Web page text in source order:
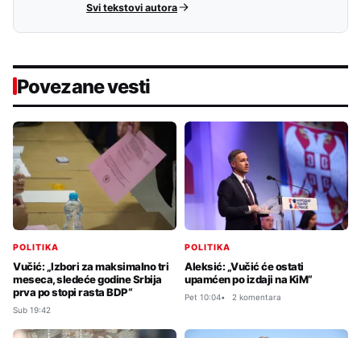
Svi tekstovi autora
Povezane vesti
POLITIKA
Vučić: „Izbori za maksimalno tri
meseca, sledeće godine Srbija
prva po stopi rasta BDP“
Sub 19:42
POLITIKA
Aleksić: „Vučić će ostati
upamćen po izdaji na KiM“
Pet 10:04 2 komentara